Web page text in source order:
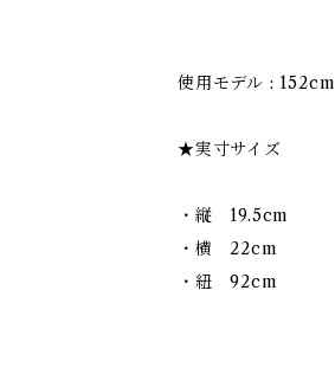
使用モデル : 152cm
★実寸サイズ
・縦 19.5cm
・横 22cm
・紐 92cm